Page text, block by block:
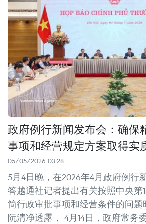
政府例行新闻发布会：确保
事项和经营规定方案取得实
05/05/2026 03:28
5月4日晚，在2026年4月政府例行
答越通社记者提出有关按照中央第
简行政审批事项和经营条件的问题
阮清净透露， 4月14日，政府常务